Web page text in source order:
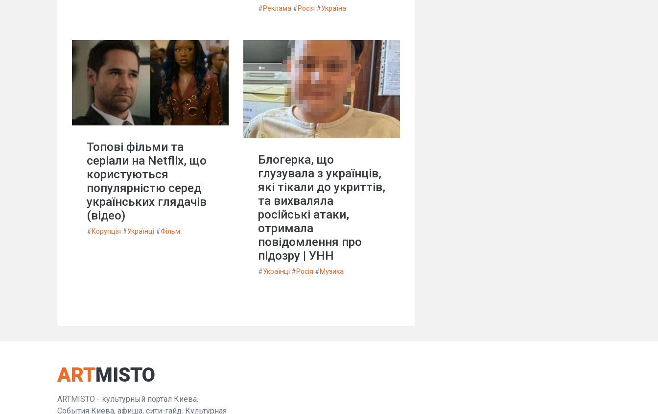
#Реклама #Росія #Україна
Топові фільми та
серіали на Netflix, що
користуються
популярністю серед
українських глядачів
(відео)
#Корупція #Українці #Фільм
Блогерка, що
глузувала з українців,
які тікали до укриттів,
та вихваляла
російські атаки,
отримала
повідомлення про
підозру | УНН
#Українці #Росія #Музика
ARTMISTO
ARTMISTO - культурный портал Киева.
События Киева, афиша, сити-гайд. Культурная